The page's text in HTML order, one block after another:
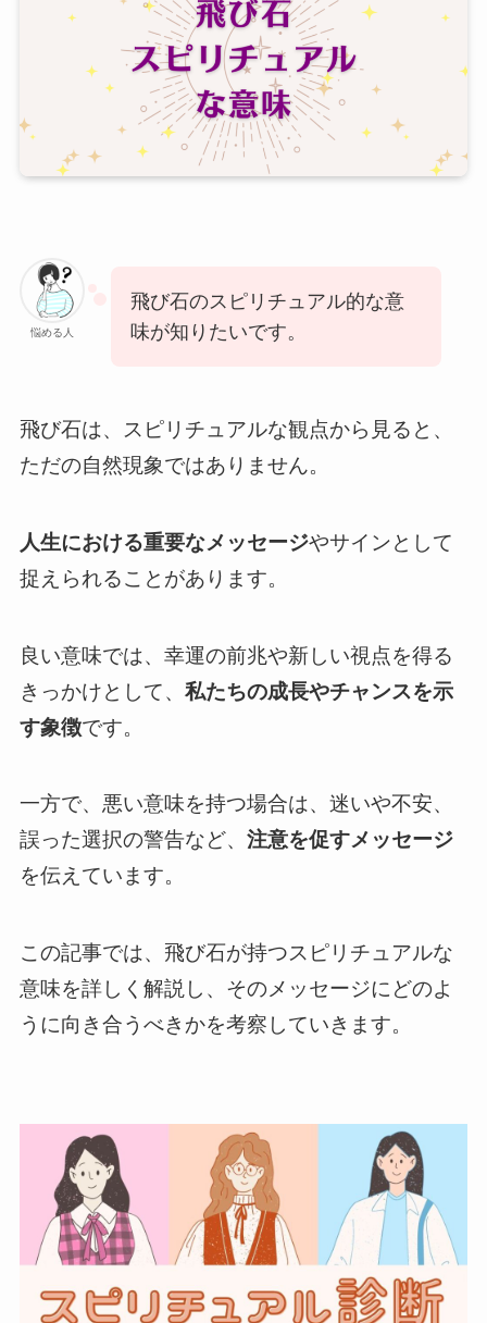
悩める人
飛び石のスピリチュアル的な意
味が知りたいです。
飛び石は、スピリチュアルな観点から見ると、
ただの自然現象ではありません。
人生における重要なメッセージやサインとして
捉えられることがあります。
良い意味では、幸運の前兆や新しい視点を得る
きっかけとして、 私たちの成長やチャンスを示
す象徴です。
一方で、悪い意味を持つ場合は、迷いや不安、
誤った選択の警告など、 注意を促すメッセージ
を伝えています。
この記事では、飛び石が持つスピリチュアルな
意味を詳しく解説し、そのメッセージにどのよ
うに向き合うべきかを考察していきます。